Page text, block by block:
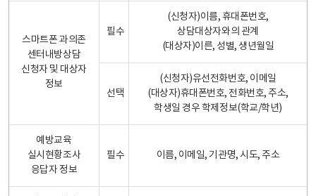
스마트폰 과의존
센터내방상담
신청자 및 대상자
정보
필수
(신청자)이름, 휴대폰번호,
상담대상자와의 관계
(대상자)이른, 성별, 생년월일
선택
(신청자)유선전화번호, 이메일
(대상자)휴대폰번호, 전화번호, 주소,
학생일 경우 학제정보(학교/학년)
예방교육
실시현황조사
응답자 정보
필수 이름, 이메일, 기관명, 시도, 주소